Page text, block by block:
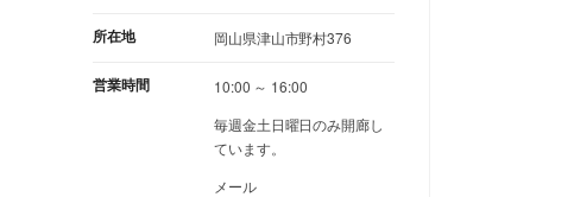
所在地 岡山県津山市野村376
営業時間
10:00 ～ 16:00
毎週金土日曜日のみ開廊し
ています。
メール